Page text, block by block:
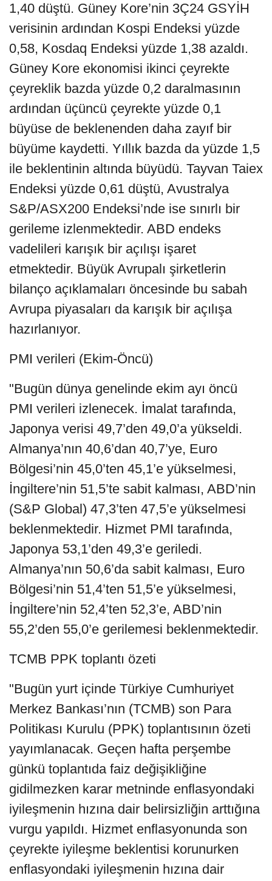
1,40 düştü. Güney Kore’nin 3Ç24 GSYİH
verisinin ardından Kospi Endeksi yüzde
0,58, Kosdaq Endeksi yüzde 1,38 azaldı.
Güney Kore ekonomisi ikinci çeyrekte
çeyreklik bazda yüzde 0,2 daralmasının
ardından üçüncü çeyrekte yüzde 0,1
büyüse de beklenenden daha zayıf bir
büyüme kaydetti. Yıllık bazda da yüzde 1,5
ile beklentinin altında büyüdü. Tayvan Taiex
Endeksi yüzde 0,61 düştü, Avustralya
S&P/ASX200 Endeksi’nde ise sınırlı bir
gerileme izlenmektedir. ABD endeks
vadelileri karışık bir açılışı işaret
etmektedir. Büyük Avrupalı şirketlerin
bilanço açıklamaları öncesinde bu sabah
Avrupa piyasaları da karışık bir açılışa
hazırlanıyor.
PMI verileri (Ekim-Öncü)
"Bugün dünya genelinde ekim ayı öncü
PMI verileri izlenecek. İmalat tarafında,
Japonya verisi 49,7’den 49,0’a yükseldi.
Almanya’nın 40,6’dan 40,7’ye, Euro
Bölgesi’nin 45,0’ten 45,1’e yükselmesi,
İngiltere’nin 51,5’te sabit kalması, ABD’nin
(S&P Global) 47,3’ten 47,5’e yükselmesi
beklenmektedir. Hizmet PMI tarafında,
Japonya 53,1’den 49,3’e geriledi.
Almanya’nın 50,6’da sabit kalması, Euro
Bölgesi’nin 51,4’ten 51,5’e yükselmesi,
İngiltere’nin 52,4’ten 52,3’e, ABD’nin
55,2’den 55,0’e gerilemesi beklenmektedir.
TCMB PPK toplantı özeti
"Bugün yurt içinde Türkiye Cumhuriyet
Merkez Bankası’nın (TCMB) son Para
Politikası Kurulu (PPK) toplantısının özeti
yayımlanacak. Geçen hafta perşembe
günkü toplantıda faiz değişikliğine
gidilmezken karar metninde enflasyondaki
iyileşmenin hızına dair belirsizliğin arttığına
vurgu yapıldı. Hizmet enflasyonunda son
çeyrekte iyileşme beklentisi korunurken
enflasyondaki iyileşmenin hızına dair